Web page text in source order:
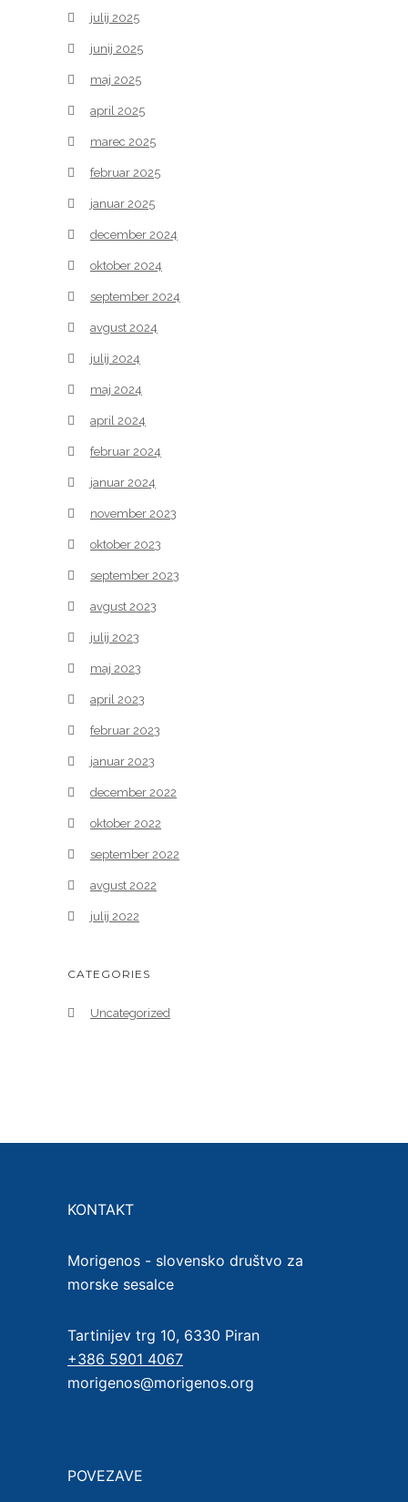
julij 2025
junij 2025
maj 2025
april 2025
marec 2025
februar 2025
januar 2025
december 2024
oktober 2024
september 2024
avgust 2024
julij 2024
maj 2024
april 2024
februar 2024
januar 2024
november 2023
oktober 2023
september 2023
avgust 2023
julij 2023
maj 2023
april 2023
februar 2023
januar 2023
december 2022
oktober 2022
september 2022
avgust 2022
julij 2022
CATEGORIES
Uncategorized
KONTAKT
Morigenos - slovensko društvo za
morske sesalce
Tartinijev trg 10, 6330 Piran
+386 5901 4067
morigenos@morigenos.org
POVEZAVE